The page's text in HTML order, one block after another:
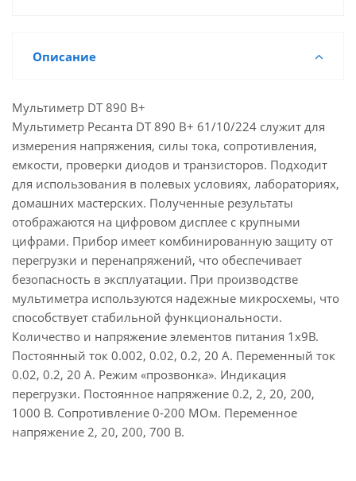
Описание
Мультиметр DT 890 B+
Мультиметр Ресанта DT 890 B+ 61/10/224 служит для
измерения напряжения, силы тока, сопротивления,
емкости, проверки диодов и транзисторов. Подходит
для использования в полевых условиях, лабораториях,
домашних мастерских. Полученные результаты
отображаются на цифровом дисплее с крупными
цифрами. Прибор имеет комбинированную защиту от
перегрузки и перенапряжений, что обеспечивает
безопасность в эксплуатации. При производстве
мультиметра используются надежные микросхемы, что
способствует стабильной функциональности.
Количество и напряжение элементов питания 1х9B.
Постоянный ток 0.002, 0.02, 0.2, 20 А. Переменный ток
0.02, 0.2, 20 А. Режим «прозвонка». Индикация
перегрузки. Постоянное напряжение 0.2, 2, 20, 200,
1000 В. Сопротивление 0-200 МОм. Переменное
напряжение 2, 20, 200, 700 В.